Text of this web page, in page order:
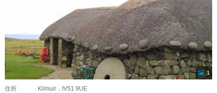
1
住所 Kilmuir，IV51 9UE